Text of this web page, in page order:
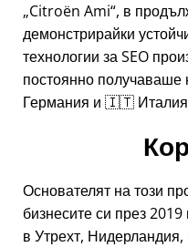
Citroën Ami , в
демонстрирайки
технологии за SEO
постоянно
Германия и 🇮🇹
Основателят на този
бизнесите си през
в Утрехт,